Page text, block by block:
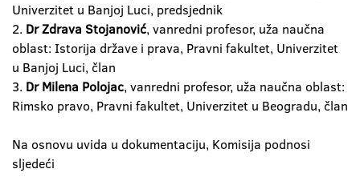
Univerzitet u Banjoj Luci, predsjednik
2. Dr Zdrava Stojanović, vanredni profesor, uža naučna
oblast: Istorija države i prava, Pravni fakultet, Univerzitet
u Banjoj Luci, član
3. Dr Milena Polojac, vanredni profesor, uža naučna oblast:
Rimsko pravo, Pravni fakultet, Univerzitet u Beogradu, član
Na osnovu uvida u dokumentaciju, Komisija podnosi
sljedeći